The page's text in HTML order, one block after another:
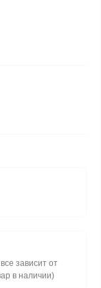
зависит от
в наличии)